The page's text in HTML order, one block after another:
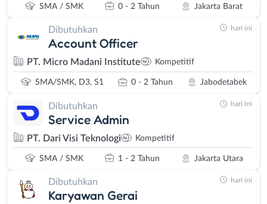
SMA / SMK 0 - 2 Tahun Jakarta Barat
Dibutuhkan
Account Officer
PT. Micro Madani Institute Kompetitif
SMA/SMK, D3, S1 0 - 2 Tahun Jabodetabek
hari ini
Dibutuhkan
Service Admin
PT. Dari Visi Teknologi Kompetitif
SMA / SMK 1 - 2 Tahun Jakarta Utara
hari ini
Dibutuhkan
Karyawan Gerai
hari ini